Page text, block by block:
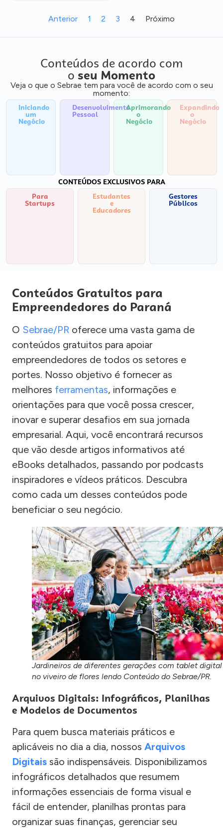
Anterior 1 2 3 4 Próximo
Conteúdos de acordo com
o seu Momento
Veja o que o Sebrae tem para você de acordo com o seu
momento:
Iniciando
um
Negócio
Desenvolvimento
Pessoal
Aprimorando
o
Negócio
Expandindo
o
Negócio
CONTEÚDOS EXCLUSIVOS PARA
Para
Startups
Estudantes
e
Educadores
Gestores
Públicos
Conteúdos Gratuitos para
Empreendedores do Paraná
O Sebrae/PR oferece uma vasta gama de
conteúdos gratuitos para apoiar
empreendedores de todos os setores e
portes. Nosso objetivo é fornecer as
melhores ferramentas, informações e
orientações para que você possa crescer,
inovar e superar desafios em sua jornada
empresarial. Aqui, você encontrará recursos
que vão desde artigos informativos até
eBooks detalhados, passando por podcasts
inspiradores e vídeos práticos. Descubra
como cada um desses conteúdos pode
beneficiar o seu negócio.
Jardineiros de diferentes gerações com tablet digital
no viveiro de flores lendo Conteúdo do Sebrae/PR.
Arquivos Digitais: Infográficos, Planilhas
e Modelos de Documentos
Para quem busca materiais práticos e
aplicáveis no dia a dia, nossos Arquivos
Digitais são indispensáveis. Disponibilizamos
infográficos detalhados que resumem
informações essenciais de forma visual e
fácil de entender, planilhas prontas para
organizar suas finanças, gerenciar seu